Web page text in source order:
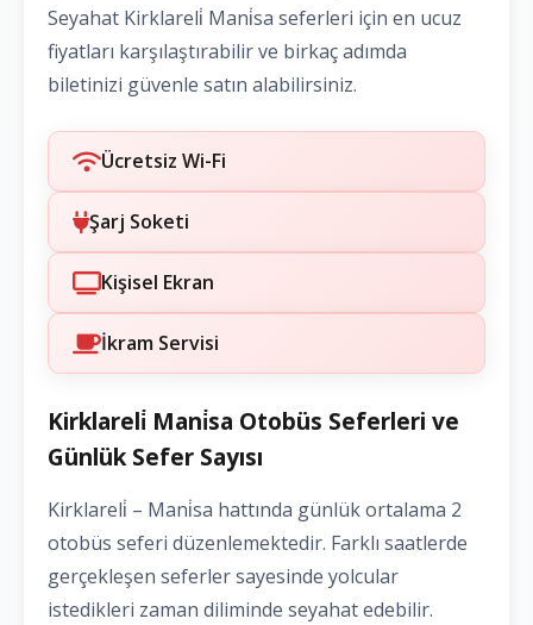
Seyahat Kirklareli̇ Mani̇sa seferleri için en ucuz
fiyatları karşılaştırabilir ve birkaç adımda
biletinizi güvenle satın alabilirsiniz.
Ücretsiz Wi-Fi
Şarj Soketi
Kişisel Ekran
İkram Servisi
Kirklareli̇ Mani̇sa Otobüs Seferleri ve
Günlük Sefer Sayısı
Kirklareli̇ – Mani̇sa hattında günlük ortalama 2
otobüs seferi düzenlemektedir. Farklı saatlerde
gerçekleşen seferler sayesinde yolcular
istedikleri zaman diliminde seyahat edebilir.